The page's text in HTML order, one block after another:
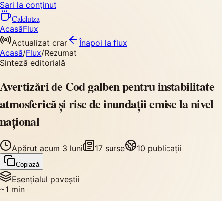
Sari la conținut
Cafelutza
AcasăFlux
Actualizat orar
Înapoi la flux
Acasă/Flux/Rezumat
Sinteză editorială
Avertizări de Cod galben pentru instabilitate
atmosferică și risc de inundații emise la nivel
național
Apărut acum 3 luni 17 surse 10 publicații
Copiază
Esențialul poveștii
~1 min